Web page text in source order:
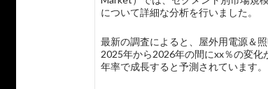
について詳細な分析を行いました。
最新の調査によると、屋外用電源＆
2025年から2026年の間にxx％の変
年率で成長すると予測されています。